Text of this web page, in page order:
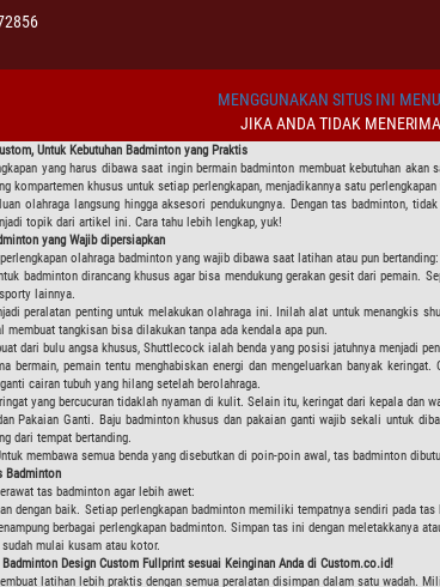
MENGGUNAKAN SITUS INI
JIKA ANDA TIDAK
Untuk Kebutuhan Badminton yang Praktis
yang harus dibawa saat ingin bermain badminton membuat kebutuhan
kompartemen khusus untuk setiap perlengkapan, menjadikannya satu
olahraga langsung hingga aksesori pendukungnya. Dengan tas badminton,
topik dari artikel ini. Cara tahu lebih lengkap, yuk!
yang Wajib dipersiapkan
olahraga badminton yang wajib dibawa saat latihan atau pun bertanding:
badminton dirancang khusus agar bisa mendukung gerakan gesit dari pemain.
lainnya.
peralatan penting untuk melakukan olahraga ini. Inilah alat untuk menangkis
membuat tangkisan bisa dilakukan tanpa ada kendala apa pun.
dari bulu angsa khusus, Shuttlecock ialah benda yang posisi jatuhnya menjadi
bermain, pemain tentu menghabiskan energi dan mengeluarkan banyak
cairan tubuh yang hilang setelah berolahraga.
yang bercucuran tidaklah nyaman di kulit. Selain itu, keringat dari kepala dan
Pakaian Ganti. Baju badminton khusus dan pakaian ganti wajib sekali untuk
dari tempat bertanding.
membawa semua benda yang disebutkan di poin-poin awal, tas badminton
Badminton
tas badminton agar lebih awet:
dengan baik. Setiap perlengkapan badminton memiliki tempatnya sendiri pada
berbagai perlengkapan badminton. Simpan tas ini dengan meletakkanya
mulai kusam atau kotor.
Badminton Design Custom Fullprint sesuai Keinginan Anda di Custom.co.id!
latihan lebih praktis dengan semua peralatan disimpan dalam satu wadah.